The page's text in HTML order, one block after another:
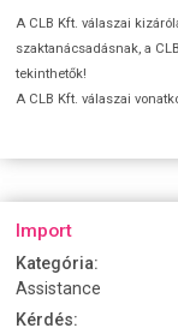
A CLB Kft. válaszai
szaktanácsadásnak, a
tekinthetők!
A CLB Kft. válaszai
Import
Kategória:
Assistance
Kérdés: